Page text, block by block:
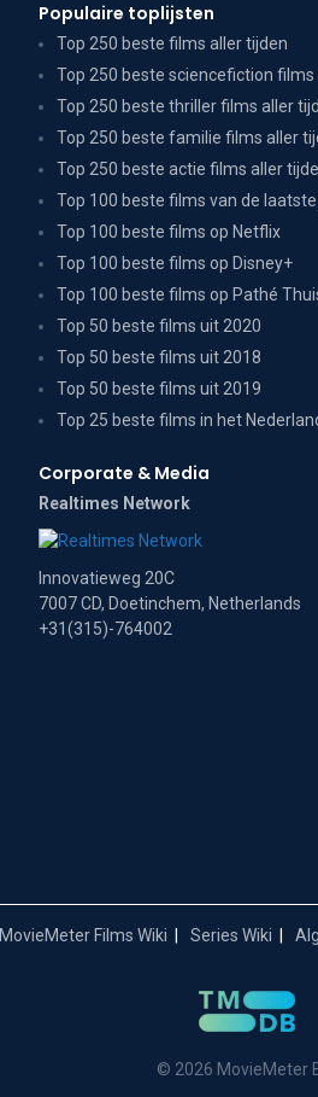
Populaire toplijsten
Top 250 beste films aller tijden
Top 250 beste sciencefiction films
Top 250 beste thriller films aller
Top 250 beste familie films aller
Top 250 beste actie films aller
Top 100 beste films van de
Top 100 beste films op Netflix
Top 100 beste films op Disney+
Top 100 beste films op Pathé
Top 50 beste films uit 2020
Top 50 beste films uit 2018
Top 50 beste films uit 2019
Top 25 beste films in het
Corporate & Media
Realtimes Network
Innovatieweg 20C
7007 CD, Doetinchem, Netherlands
+31(315)-764002
MovieMeter Films Wiki Series Wiki
© 2026 MovieMeter